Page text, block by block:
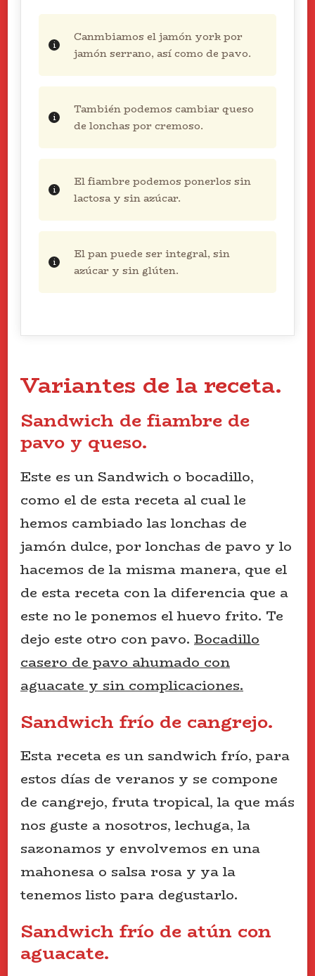
Canmbiamos el jamón york por
jamón serrano, así como de pavo.
También podemos cambiar queso
de lonchas por cremoso.
El fiambre podemos ponerlos sin
lactosa y sin azúcar.
El pan puede ser integral, sin
azúcar y sin glúten.
Variantes de la receta.
Sandwich de fiambre de
pavo y queso.
Este es un Sandwich o bocadillo,
como el de esta receta al cual le
hemos cambiado las lonchas de
jamón dulce, por lonchas de pavo y lo
hacemos de la misma manera, que el
de esta receta con la diferencia que a
este no le ponemos el huevo frito. Te
dejo este otro con pavo. Bocadillo
casero de pavo ahumado con
aguacate y sin complicaciones.
Sandwich frío de cangrejo.
Esta receta es un sandwich frío, para
estos días de veranos y se compone
de cangrejo, fruta tropical, la que más
nos guste a nosotros, lechuga, la
sazonamos y envolvemos en una
mahonesa o salsa rosa y ya la
tenemos listo para degustarlo.
Sandwich frío de atún con
aguacate.